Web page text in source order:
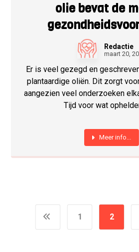
olie bevat de
Redactie
maart 20,
Er is veel gezegd en
plantaardige oliën. Dit zorgt
aangezien veel onderzoeken
Tijd voor wat
Meer info...
1 2